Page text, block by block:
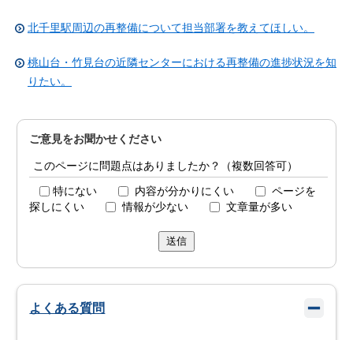
北千里駅周辺の再整備について担当部署を教えてほしい。
桃山台・竹見台の近隣センターにおける再整備の進捗状況を知
りたい。
ご意見をお聞かせください
このページに問題点はありましたか？（複数回答可）
特にない 内容が分かりにくい
ページを
探しにくい
情報が少ない 文章量が多い
送信
よくある質問